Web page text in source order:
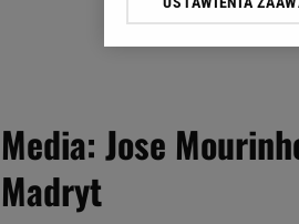
Media: Jose
Madryt
Klikając „Akceptuję”
Zaufanych Partnerów i
My, nasi Zaufani